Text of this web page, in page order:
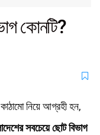
কোনটি?
নিয়ে আগ্রহী হন,
সবচেয়ে ছোট বিভাগ